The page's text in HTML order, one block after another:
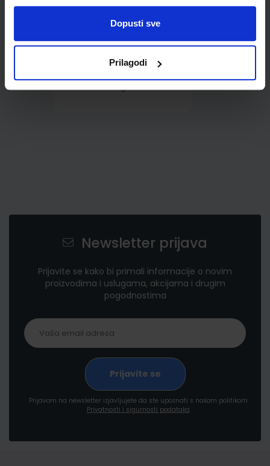
Dopusti sve
Prilagodi
0,85 €
Newsletter prijava
Prijavite se kako bi primali informacije o novim
proizvodima i uslugama, akcijama i drugim
pogodnostima
Prijavom na newsletter izjavljujete da ste upoznati s našom politikom
Privatnosti i sigurnosti podataka